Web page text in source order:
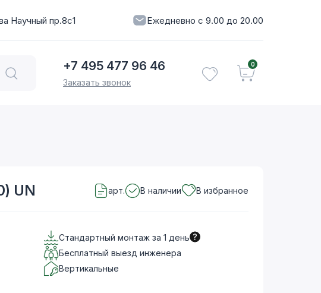
Научный пр.8с1 Ежедневно с 9.00 до 20.00
+7 495 477 96 46
Заказать звонок
0
UN арт. В наличии В избранное
Стандартный монтаж за 1 день
Бесплатный выезд инженера
Вертикальные